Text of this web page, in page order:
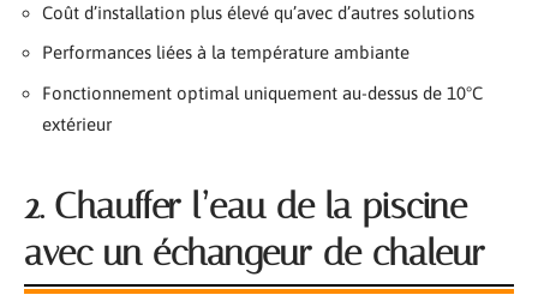
Coût d’installation plus élevé qu’avec d’autres solutions
Performances liées à la température ambiante
Fonctionnement optimal uniquement au-dessus de 10°C
extérieur
2. Chauffer l’eau de la piscine
avec un échangeur de chaleur